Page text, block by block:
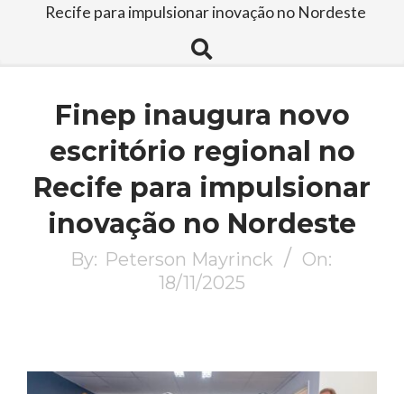
Recife para impulsionar inovação no Nordeste
Search
Finep inaugura novo
escritório regional no
Recife para impulsionar
inovação no Nordeste
By: Peterson Mayrinck
On:
18/11/2025